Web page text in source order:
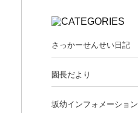
さっかーせんせい日記
園長だより
坂幼インフォメーション